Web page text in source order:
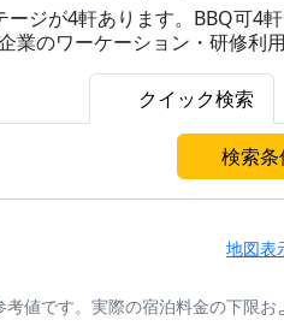
ジが4軒あります。BBQ可4
のワーケーション・研修利用
クイック検索
検索条
地図表
値です。実際の宿泊料金の下限お